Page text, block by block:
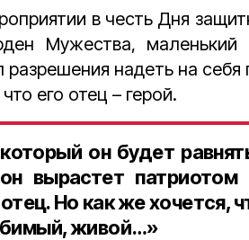
в честь Дня
Мужества, маленький
разрешения надеть на себя
его отец – герой.
он будет
вырастет
Но как же хочется,
живой…»